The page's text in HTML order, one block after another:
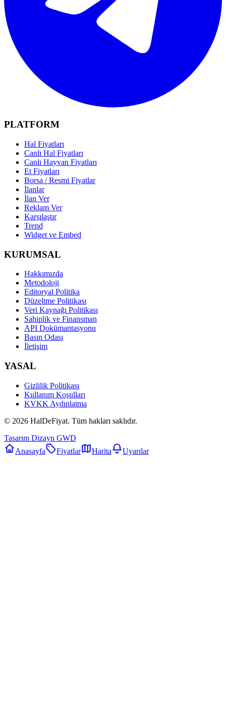
PLATFORM
Hal Fiyatları
Canlı Hal Fiyatları
Canlı Hayvan Fiyatları
Et Fiyatları
Borsa / Resmi Fiyatlar
İlanlar
İlan Ver
Reklam Ver
Karşılaştır
Trend
Widget ve Embed
KURUMSAL
Hakkımızda
Metodoloji
Editoryal Politika
Düzeltme Politikası
Veri Kaynağı Politikası
Sahiplik ve Finansman
API Dokümantasyonu
Basın Odası
İletişim
YASAL
Gizlilik Politikası
Kullanım Koşulları
KVKK Aydınlatma
© 2026 HalDeFiyat. Tüm hakları saklıdır.
Tasarım Dizayn GWD
Anasayfa
Fiyatlar Harita Uyarılar